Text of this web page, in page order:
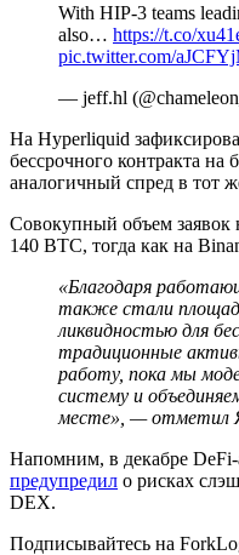
With HIP-3 teams
also… https://t.co/
pic.twitter.com/
— jeff.hl
На Hyperliquid
бессрочного контракта на
аналогичный спред в тот
Совокупный объем заявок
140 BTC, тогда как на
«Благодаря
также стали
ликвидностью для
традиционные
работу, пока мы
систему и
месте», — отметил
Напомним, в декабре
предупредил о рисках
DEX.
Подписывайтесь на